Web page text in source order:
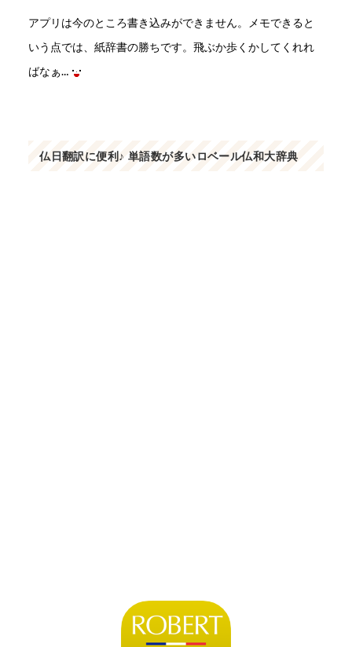
アプリは今のところ書き込みができません。メモできると
いう点では、紙辞書の勝ちです。飛ぶか歩くかしてくれれ
ばなぁ…
仏日翻訳に便利♪ 単語数が多いロベール仏和大辞典